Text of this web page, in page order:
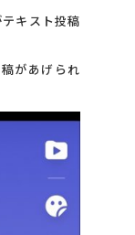
キスト投稿
があげられ